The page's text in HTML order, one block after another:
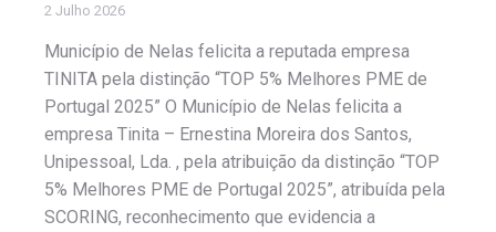
2 Julho 2026
Município de Nelas felicita a reputada empresa
TINITA pela distinção “TOP 5% Melhores PME de
Portugal 2025” O Município de Nelas felicita a
empresa Tinita – Ernestina Moreira dos Santos,
Unipessoal, Lda. , pela atribuição da distinção “TOP
5% Melhores PME de Portugal 2025”, atribuída pela
SCORING, reconhecimento que evidencia a